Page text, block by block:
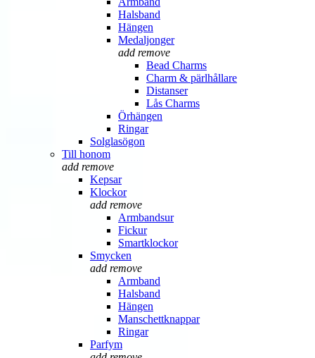
Halsband
Hängen
Medaljonger
add remove
Bead Charms
Charm & pärlhållare
Distanser
Lås Charms
Örhängen
Ringar
Solglasögon
Till honom
add remove
Kepsar
Klockor
add remove
Armbandsur
Fickur
Smartklockor
Smycken
add remove
Armband
Halsband
Hängen
Manschettknappar
Ringar
Parfym